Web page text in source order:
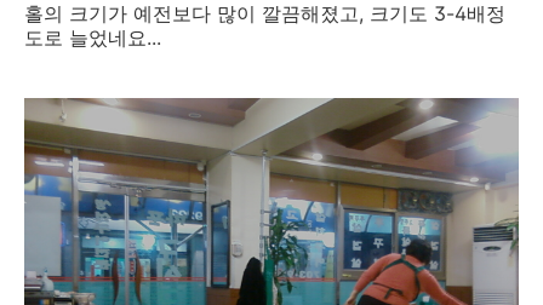
홀의 크기가 예전보다 많이 깔끔해졌고, 크기도 3-4배정
도로 늘었네요...